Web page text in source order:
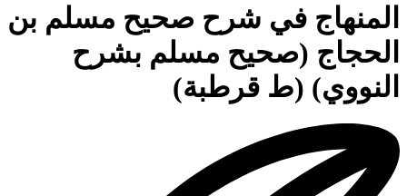
المنهاج في شرح صحيح مسلم بن
الحجاج (صحيح مسلم بشرح
النووي) (ط قرطبة)